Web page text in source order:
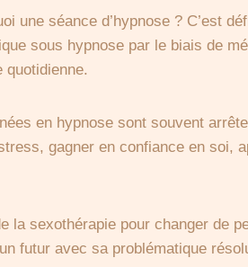
une séance d’hypnose ? C’est
sous hypnose par le biais de
en hypnose sont souvent
gagner en confiance en soi,
la sexothérapie pour changer de
futur avec sa problématique